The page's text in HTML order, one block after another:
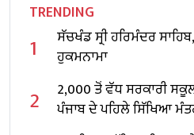
TRENDING
1
ਸੱਚਖੰਡ ਸ੍ਰੀ ਹਰਿਮੰਦਰ
ਹੁਕਮਨਾਮਾ
2
2,000 ਤੋਂ ਵੱਧ ਸਰਕਾਰੀ
ਪੰਜਾਬ ਦੇ ਪਹਿਲੇ ਸਿੱਖਿਆ